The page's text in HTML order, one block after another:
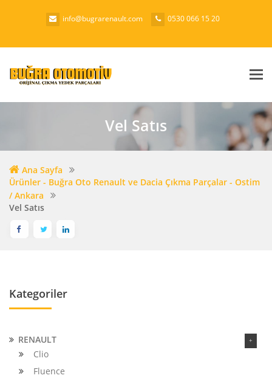
info@bugrarenault.com 0530 066 15 20
Vel Satıs
Ana Sayfa
Ürünler - Buğra Oto Renault ve Dacia Çıkma Parçalar - Ostim
/ Ankara
Vel Satıs
Kategoriler
RENAULT
Clio
Fluence